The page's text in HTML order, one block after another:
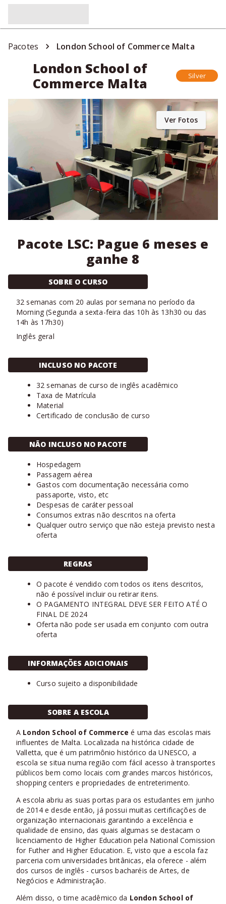
Pacotes London School of Commerce Malta
London School of
Commerce Malta
Silver
Ver Fotos
Pacote LSC: Pague 6 meses e
ganhe 8
SOBRE O CURSO
32 semanas com 20 aulas por semana no período da
Morning (Segunda a sexta-feira das 10h às 13h30 ou das
14h às 17h30)
Inglês geral
INCLUSO NO PACOTE
32 semanas de curso de inglês acadêmico
Taxa de Matrícula
Material
Certificado de conclusão de curso
NÃO INCLUSO NO PACOTE
Hospedagem
Passagem aérea
Gastos com documentação necessária como
passaporte, visto, etc
Despesas de caráter pessoal
Consumos extras não descritos na oferta
Qualquer outro serviço que não esteja previsto nesta
oferta
REGRAS
O pacote é vendido com todos os itens descritos,
não é possível incluir ou retirar itens.
O PAGAMENTO INTEGRAL DEVE SER FEITO ATÉ O
FINAL DE 2024
Oferta não pode ser usada em conjunto com outra
oferta
INFORMAÇÕES ADICIONAIS
Curso sujeito a disponibilidade
SOBRE A ESCOLA
A London School of Commerce é uma das escolas mais
influentes de Malta. Localizada na histórica cidade de
Valletta, que é um patrimônio histórico da UNESCO, a
escola se situa numa região com fácil acesso à transportes
públicos bem como locais com grandes marcos históricos,
shopping centers e propriedades de entreterimento.
A escola abriu as suas portas para os estudantes em junho
de 2014 e desde então, já possui muitas certificações de
organização internacionais garantindo a excelência e
qualidade de ensino, das quais algumas se destacam o
licenciamento de Higher Education pela National Comission
for Futher and Higher Education. E, visto que a escola faz
parceria com universidades britânicas, ela oferece - além
dos cursos de inglês - cursos bacharéis de Artes, de
Negócios e Administração.
Além disso, o time acadêmico da London School of